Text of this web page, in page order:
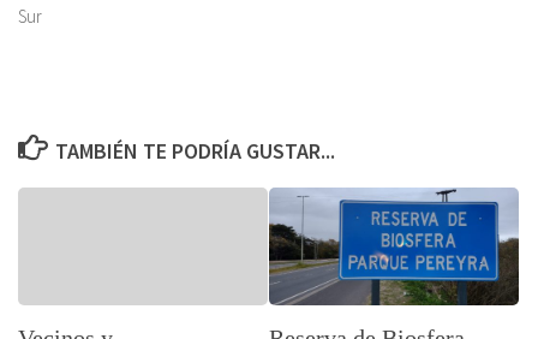
Sur
TAMBIÉN TE PODRÍA GUSTAR...